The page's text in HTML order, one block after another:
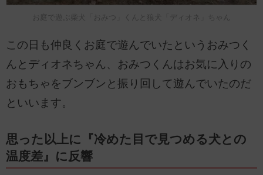
お庭で遊ぶ柴犬「おみつ」くんと狼犬「ディオネ」ちゃん
この日も仲良くお庭で遊んでいたというおみつく
んとディオネちゃん、おみつくんはお気に入りの
おもちゃをブンブンと振り回して遊んでいたのだ
といいます。
思った以上に『冷めた目で見つめる犬との
温度差』に反響